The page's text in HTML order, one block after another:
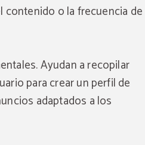
contenido o la frecuencia de
Ayudan a recopilar
para crear un perfil de
adaptados a los